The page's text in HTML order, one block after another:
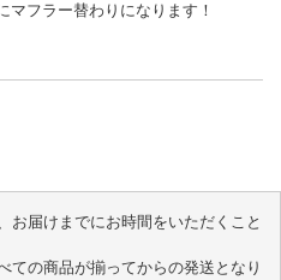
マフラー替わりになります！
届けまでにお時間をいただくこと
の商品が揃ってからの発送となり